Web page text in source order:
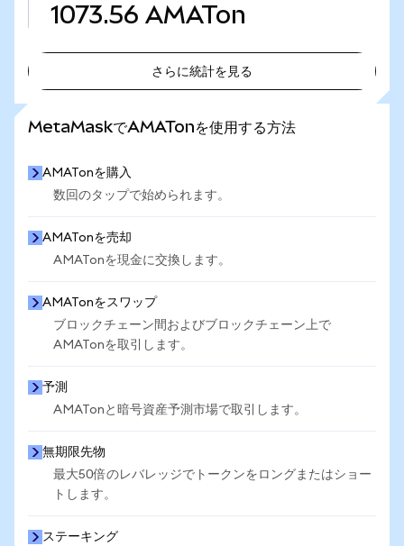
1073.56 AMATon
さらに統計を見る
MetaMaskでAMATonを使用する方法
AMATonを購入
数回のタップで始められます。
AMATonを売却
AMATonを現金に交換します。
AMATonをスワップ
ブロックチェーン間およびブロックチェーン上で
AMATonを取引します。
予測
AMATonと暗号資産予測市場で取引します。
無期限先物
最大50倍のレバレッジでトークンをロングまたはショー
トします。
ステーキング